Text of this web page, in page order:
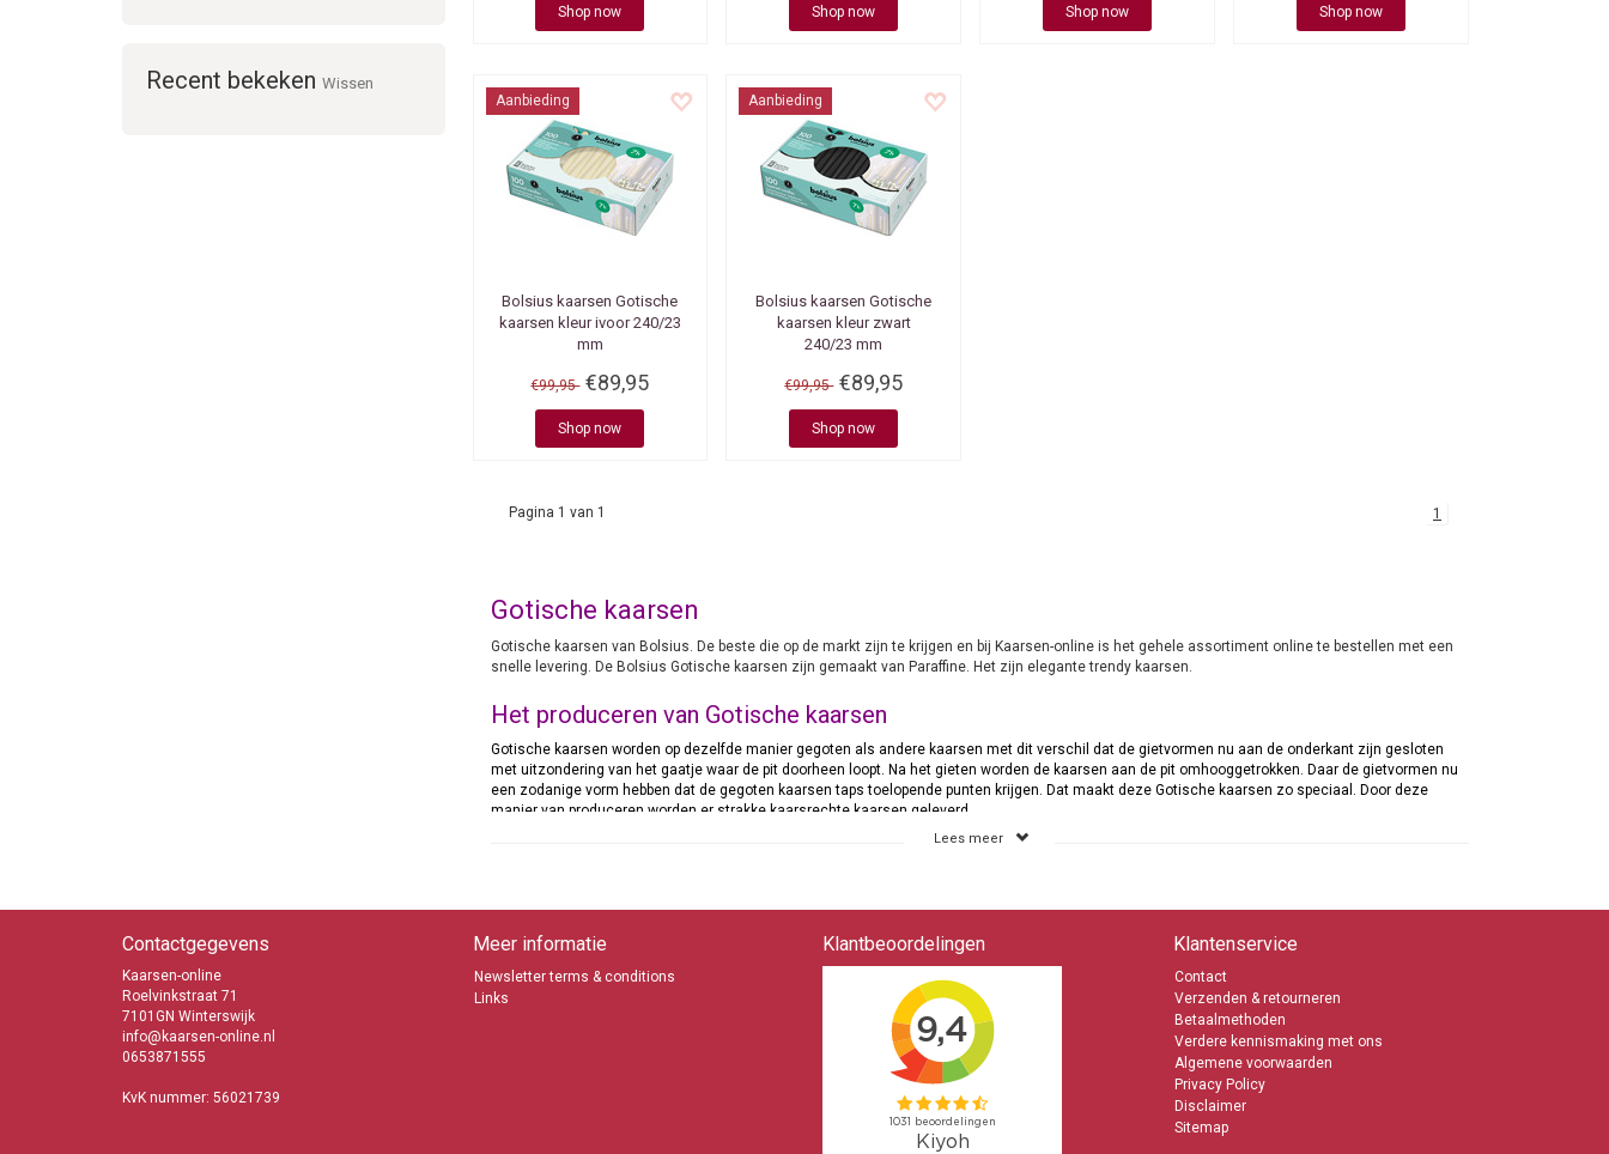
Recent bekeken Wissen
Shop now Shop now Shop now Shop now
Aanbieding
Bolsius kaarsen Gotische
kaarsen kleur ivoor 240/23
mm
€99,95 €89,95
Shop now
Aanbieding
Bolsius kaarsen Gotische
kaarsen kleur zwart
240/23 mm
€99,95 €89,95
Shop now
Pagina 1 van 1 1
Gotische kaarsen
Gotische kaarsen van Bolsius. De beste die op de markt zijn te krijgen en bij Kaarsen-online is het gehele assortiment online te bestellen met een
snelle levering. De Bolsius Gotische kaarsen zijn gemaakt van Paraffine. Het zijn elegante trendy kaarsen.
Het produceren van Gotische kaarsen
Gotische kaarsen worden op dezelfde manier gegoten als andere kaarsen met dit verschil dat de gietvormen nu aan de onderkant zijn gesloten
met uitzondering van het gaatje waar de pit doorheen loopt. Na het gieten worden de kaarsen aan de pit omhooggetrokken. Daar de gietvormen nu
een zodanige vorm hebben dat de gegoten kaarsen taps toelopende punten krijgen. Dat maakt deze Gotische kaarsen zo speciaal. Door deze
manier van produceren worden er strakke kaarsrechte kaarsen geleverd.
genoemd. Dat kan zowel thuis als in een mooi restaurant. Om je vriendin of vrouw echt de avond van haar leven te bezorgen is het advies om thuis
een tafel mooi op te maken en in het midden een kandelaar te plaatsen waar diverse Gotische kaarsen in gezet kunnen worden. Net voordat je
vrouw of vriendin binnen komt of vanuit de slaapkamer mooi aangekleed de woonkamer betreed steekt je de kaarsen aan en de avond kan niet
meer stuk. Al duurt het diner de hele avond dat is geen probleem want de kaarsen branden gemiddeld ongeveer 8 uren.
Gotische kaarsen leveren wij alleen van het merk Bolsius daar betere kaarsen er niet zijn. De kwaliteit staat vast en daar wordt op geen enkele
wijze concessie aan gedaan. De kaarsen zijn er in een groot aantal verschillende maten en kleuren te krijgen. Je kunt al een doosje met 4 of 12
stuks bestellen tot een grote doos met 100 Gotische kaarsen. De keus is ruim en allemaal mooie bijzondere kaarsen.
Veel gestelde vragen over Gotische kaarsen
Lees meer
Contactgegevens
Kaarsen-online
Roelvinkstraat 71
7101GN Winterswijk
info@kaarsen-online.nl
0653871555
KvK nummer: 56021739
Meer informatie
Newsletter terms & conditions
Links
Klantbeoordelingen Klantenservice
Contact
Verzenden & retourneren
Betaalmethoden
Verdere kennismaking met ons
Algemene voorwaarden
Privacy Policy
Disclaimer
Sitemap